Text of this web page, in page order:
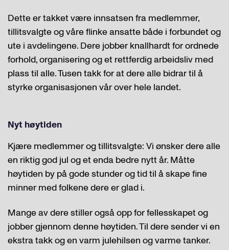
Dette er takket være innsatsen fra medlemmer,
tillitsvalgte og våre flinke ansatte både i forbundet og
ute i avdelingene. Dere jobber knallhardt for ordnede
forhold, organisering og et rettferdig arbeidsliv med
plass til alle. Tusen takk for at dere alle bidrar til å
styrke organisasjonen vår over hele landet.
Nyt høytiden
Kjære medlemmer og tillitsvalgte: Vi ønsker dere alle
en riktig god jul oget enda bedre nytt år. Måtte
høytiden by på gode stunder og tid til å skape fine
minner med folkene dere er glad i.
Mange av dere stiller også opp for fellesskapet og
jobber gjennom denne høytiden. Til dere sender vi en
ekstra takk og en varm julehilsen og varme tanker.